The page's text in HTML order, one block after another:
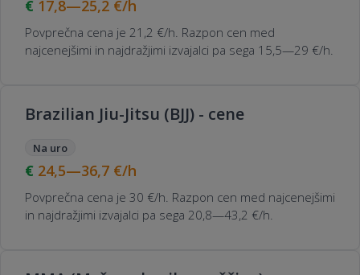
17,8—25,2 €/h
Povprečna cena je 21,2 €/h. Razpon cen med
najcenejšimi in najdražjimi izvajalci pa sega 15,5—29 €/h.
Brazilian Jiu-Jitsu (BJJ) - cene
Na uro
24,5—36,7 €/h
Povprečna cena je 30 €/h. Razpon cen med najcenejšimi
in najdražjimi izvajalci pa sega 20,8—43,2 €/h.